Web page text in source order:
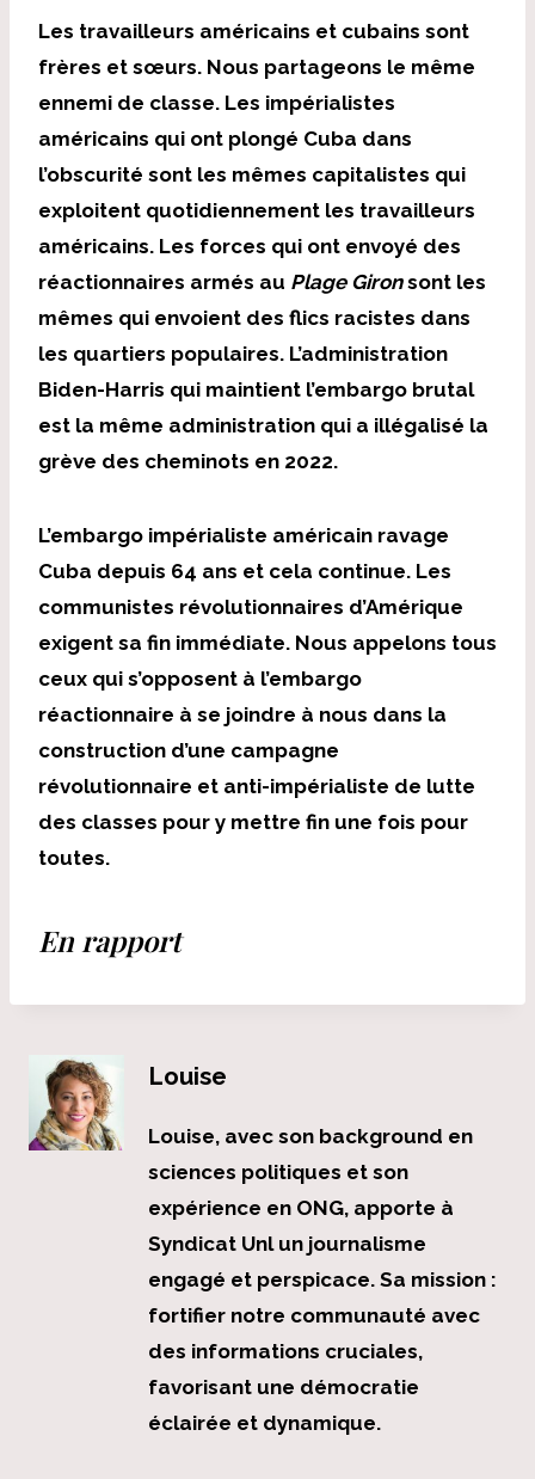
Les travailleurs américains et cubains sont
frères et sœurs. Nous partageons le même
ennemi de classe. Les impérialistes
américains qui ont plongé Cuba dans
l’obscurité sont les mêmes capitalistes qui
exploitent quotidiennement les travailleurs
américains. Les forces qui ont envoyé des
réactionnaires armés au Plage Gironsont les
mêmes qui envoient des flics racistes dans
les quartiers populaires. L’administration
Biden-Harris qui maintient l’embargo brutal
est la même administration qui a illégalisé la
grève des cheminots en 2022.
L’embargo impérialiste américain ravage
Cuba depuis 64 ans et cela continue. Les
communistes révolutionnaires d’Amérique
exigent sa fin immédiate. Nous appelons tous
ceux qui s’opposent à l’embargo
réactionnaire à se joindre à nous dans la
construction d’une campagne
révolutionnaire et anti-impérialiste de lutte
des classes pour y mettre fin une fois pour
toutes.
En rapport
Louise
Louise, avec son background en
sciences politiques et son
expérience en ONG, apporte à
Syndicat Unl un journalisme
engagé et perspicace. Sa mission :
fortifier notre communauté avec
des informations cruciales,
favorisant une démocratie
éclairée et dynamique.